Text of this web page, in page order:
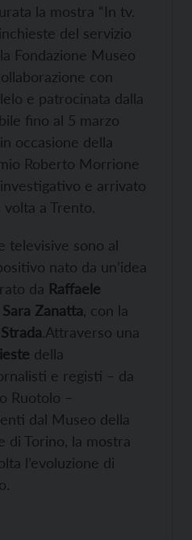
la mostra “In tv.
del servizio
Fondazione Museo
con
e patrocinata dalla
fino al 5 marzo
occasione della
Roberto Morrione
e arrivato
volta a Trento.
televisive sono al
nato da un’idea
da Raffaele
Sara Zanatta , con la
.Attraverso una
della
e registi – da
Ruotolo –
dal Museo della
di Torino, la mostra
l’evoluzione di